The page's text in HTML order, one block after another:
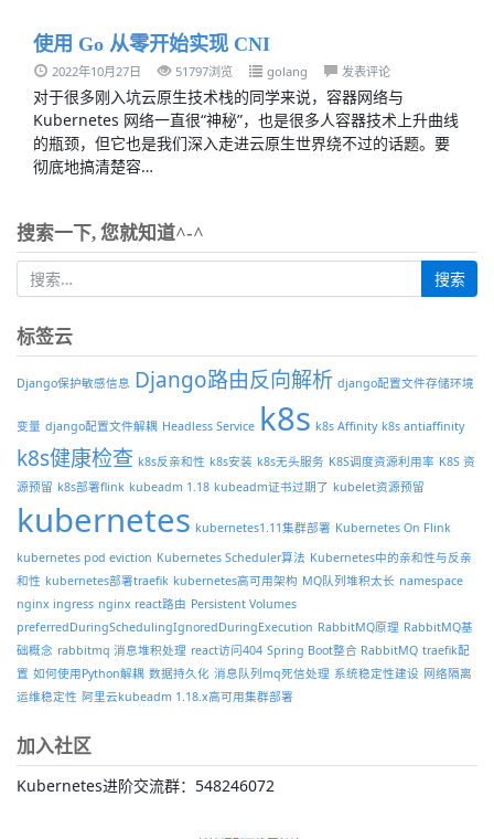
使用 Go 从零开始实现 CNI
2022年10月27日 51797浏览 golang 发表评论
对于很多刚入坑云原生技术栈的同学来说，容器网络与
Kubernetes 网络一直很“神秘”，也是很多人容器技术上升曲线
的瓶颈，但它也是我们深入走进云原生世界绕不过的话题。要
彻底地搞清楚容…
搜索一下, 您就知道^-^
标签云
Django保护敏感信息 Django路由反向解析 django配置文件存储环境
变量 django配置文件解耦 Headless Service k8s k8s Affinity k8s antiaffinity
k8s健康检查 k8s反亲和性 k8s安装 k8s无头服务 K8S调度资源利用率 K8S 资
源预留 k8s部署flink kubeadm 1.18 kubeadm证书过期了 kubelet资源预留
kubernetes kubernetes1.11集群部署 Kubernetes On Flink
kubernetes pod eviction Kubernetes Scheduler算法 Kubernetes中的亲和性与反亲
和性 kubernetes部署traefik kubernetes高可用架构 MQ队列堆积太长 namespace
nginx ingress nginx react路由 Persistent Volumes
preferredDuringSchedulingIgnoredDuringExecution RabbitMQ原理 RabbitMQ基
础概念 rabbitmq 消息堆积处理 react访问404 Spring Boot整合 RabbitMQ traefik配
置 如何使用Python解耦 数据持久化 消息队列mq死信处理 系统稳定性建设 网络隔离
运维稳定性 阿里云kubeadm 1.18.x高可用集群部署
加入社区
Kubernetes进阶交流群：548246072